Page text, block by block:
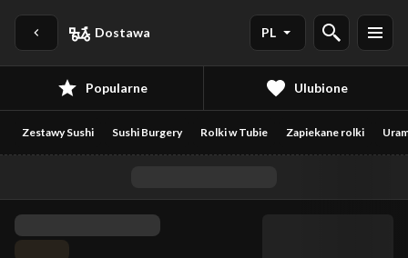
Dostawa PL
Popularne Ulubione
Zestawy Sushi Sushi Burgery Rolki w Tubie Zapiekane rolki